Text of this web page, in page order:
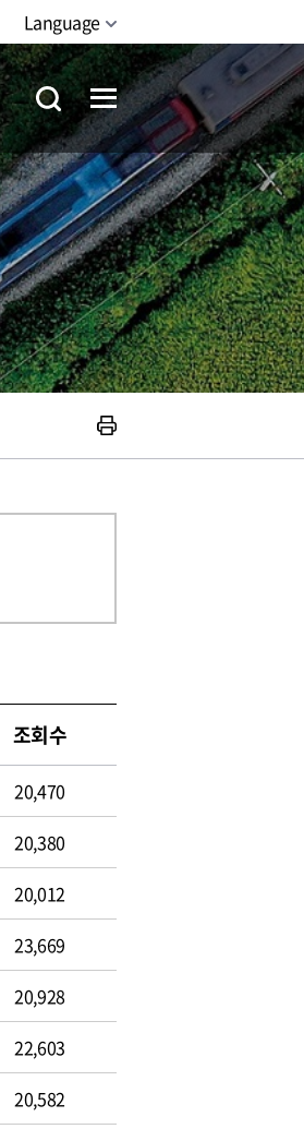
Language
조회수
20,470
20,380
20,012
23,669
20,928
22,603
20,582